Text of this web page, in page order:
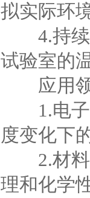
拟实际环
4.持续
试验室的
应用领
1.电子
度变化下
2.材料
理和化学